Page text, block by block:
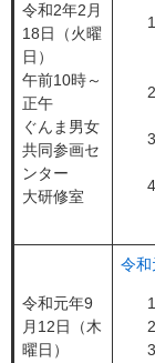
令和2年2月
18日（火曜
日）
午前10時～
正午
ぐんま男女
共同参画セ
ンター
大研修室
令和元年9
月12日（木
曜日）
令和